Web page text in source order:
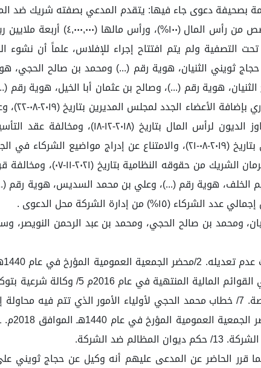
بصحيفة دعوى جاء فيها: يتقدم المدعي بصفته شريك ضد
بعزل حجاج ثويني الثنيان، هوية رقم (...) ومحمد بن صالح
هوية رقم (...)، وصالح بن عثمان أبا الخيل، هوية
بناء على
جنائية بإخفاء أموال الشركة عن
إبراهيم الخلف، هوية رقم (...)، وعلي بن محمد السديس، هوية
إدارة الشركة محل الدعوى .
ومحمد بن صالح الحجي، ومحمد بن عبد الرحمن النويصر،
أحكام نظام الشركات. 4/تقرير المراجع